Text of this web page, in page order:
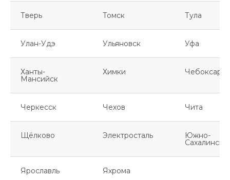
Тверь Томск Тула
Улан-Удэ Ульяновск Уфа
Ханты-
Мансийск
Химки Чебоксары
Черкесск Чехов Чита
Щёлково Электросталь Южно-
Сахалинск
Ярославль Яхрома